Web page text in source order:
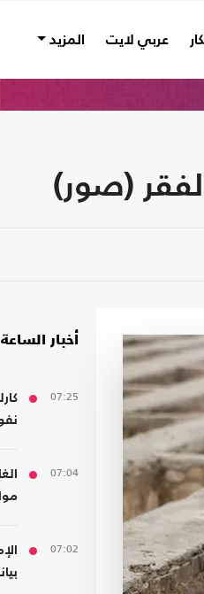
عربي لايت المزيد
(صور)
أخبار الساعة
07:25
07:04
07:02